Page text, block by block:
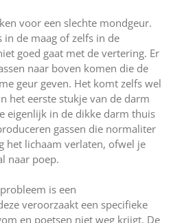
voor een slechte mondgeur.
in de maag of zelfs in de
goed gaat met de vertering. Er
naar boven komen die de
geur geven. Het komt zelfs wel
het eerste stukje van de darm
eigenlijk in de dikke darm thuis
gassen die normaliter
het lichaam verlaten, ofwel je
naar poep.
is een
veroorzaakt een specifieke
en poetsen niet weg krijgt. De